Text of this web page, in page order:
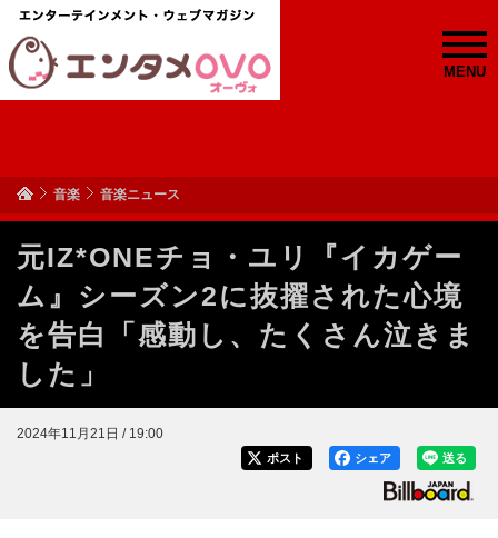
MENU
音楽 音楽ニュース
元IZ*ONEチョ・ユリ『イカゲー
ム』シーズン2に抜擢された心境
を告白「感動し、たくさん泣きま
した」
2024年11月21日 / 19:00
送る
シェア
ポスト